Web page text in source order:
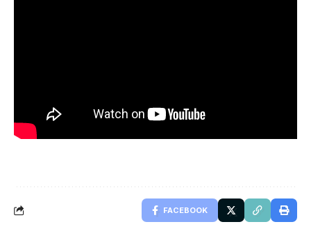
FACEBOOK